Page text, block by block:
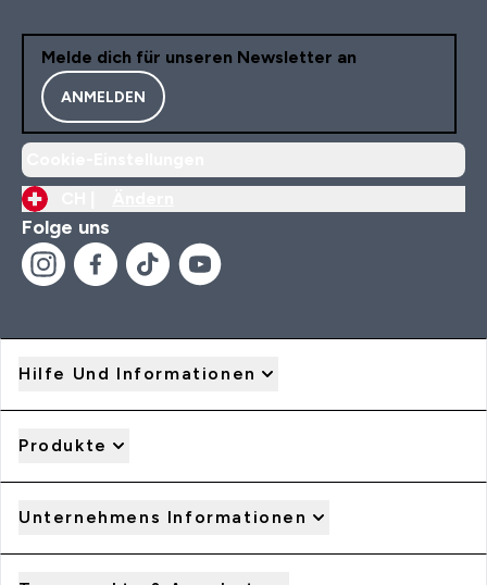
Melde dich für unseren Newsletter an
ANMELDEN
Folge uns
Hilfe Und Informationen
Produkte
Unternehmens Informationen